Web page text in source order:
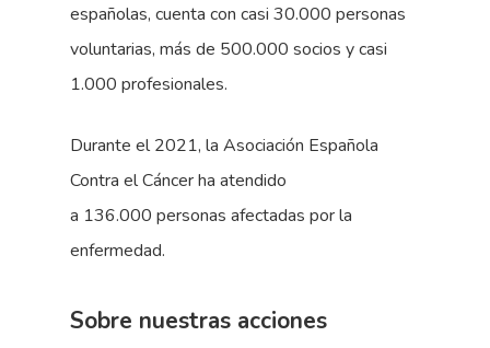
españolas, cuenta con casi 30.000 personas
voluntarias, más de 500.000 socios y casi
1.000 profesionales.
Durante el 2021, la Asociación Española
Contra el Cáncer ha atendido
a 136.000 personas afectadas por la
enfermedad.
Sobre nuestras acciones